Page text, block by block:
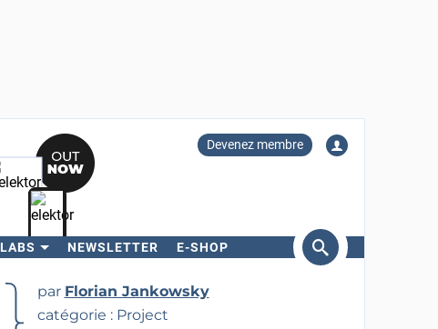
Devenez membre
LABS NEWSLETTER E-SHOP
Rechercher
par Florian Jankowsky
catégorie : Project